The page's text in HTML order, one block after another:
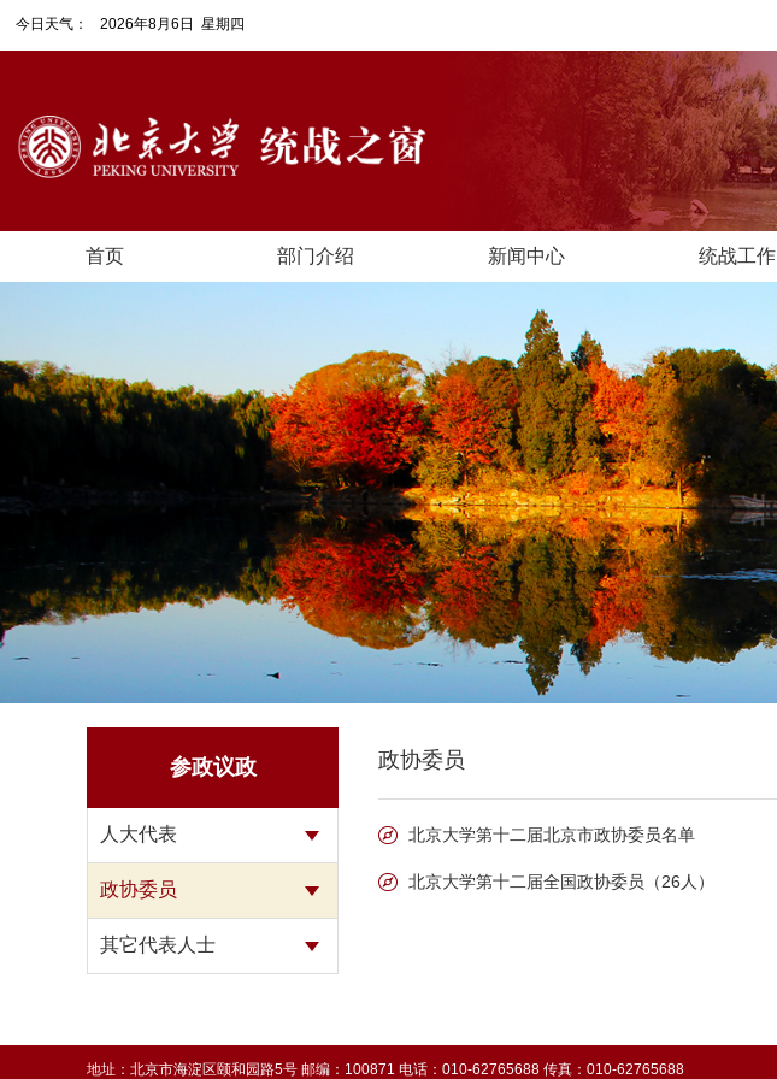
今日天气： 2026年8月6日 星期四
首页 部门介绍 新闻中心 统战工作
参政议政
人大代表
政协委员
其它代表人士
政协委员
北京大学第十二届北京市政协委员名单
北京大学第十二届全国政协委员（26人）
地址：北京市海淀区颐和园路5号 邮编：100871 电话：010-62765688 传真：010-62765688